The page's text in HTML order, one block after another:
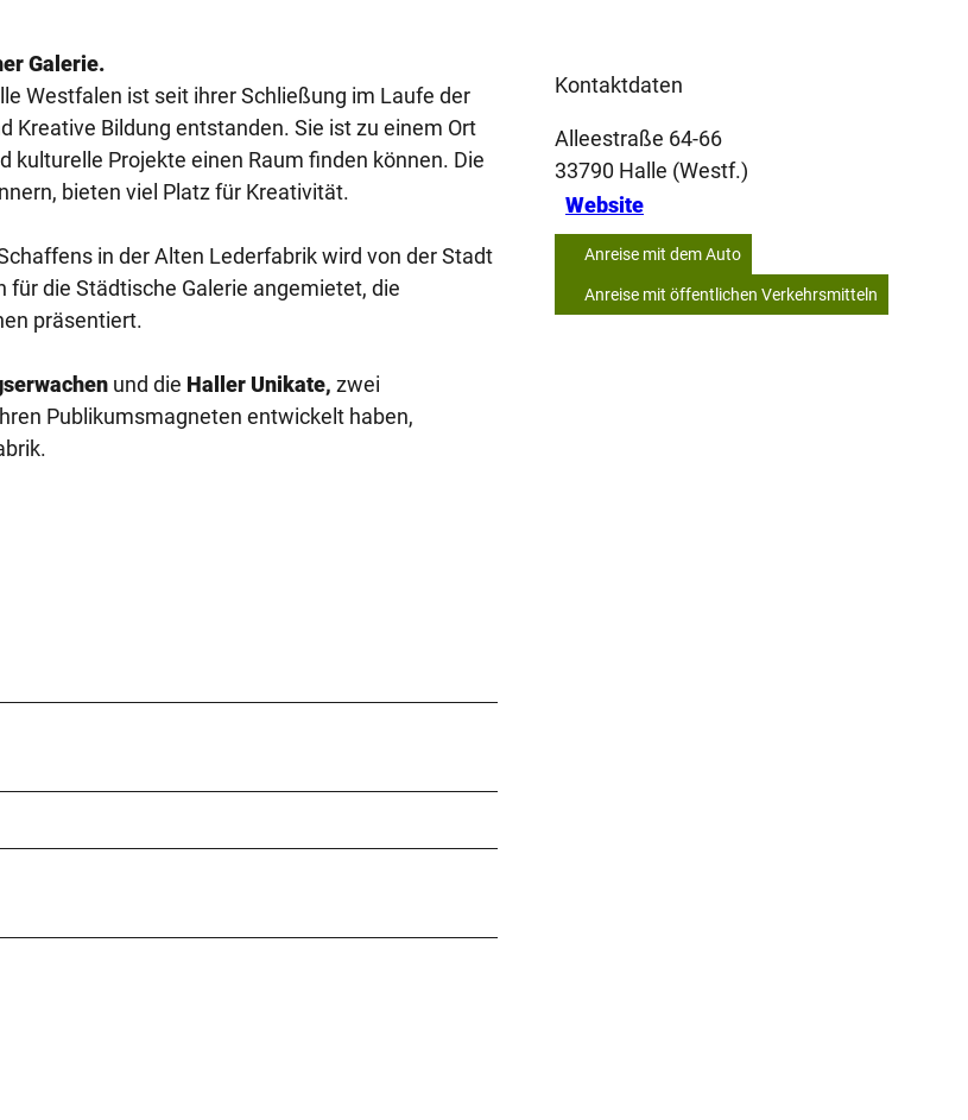
Galerie.
Westfalen ist seit ihrer Schließung im Laufe der
Kreative Bildung entstanden. Sie ist zu einem Ort
Projekte einen Raum finden können. Die
bieten viel Platz für Kreativität.
in der Alten Lederfabrik wird von der Stadt
die Städtische Galerie angemietet, die
präsentiert.
und die Haller Unikate, zwei
Publikumsmagneten entwickelt haben,
Kontaktdaten
Alleestraße 64-66
33790 Halle (Westf.)
Website
Anreise mit dem Auto
Anreise mit öffentlichen Verkehrsmitteln